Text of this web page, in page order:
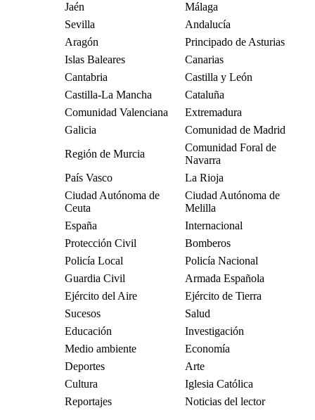
Jaén
Málaga
Sevilla
Andalucía
Aragón
Principado de Asturias
Islas Baleares
Canarias
Cantabria
Castilla y León
Castilla-La Mancha
Cataluña
Comunidad Valenciana
Extremadura
Galicia
Comunidad de Madrid
Región de Murcia
Comunidad Foral de
Navarra
País Vasco
La Rioja
Ciudad Autónoma de
Ceuta
Ciudad Autónoma de
Melilla
España
Internacional
Protección Civil
Bomberos
Policía Local
Policía Nacional
Guardia Civil
Armada Española
Ejército del Aire
Ejército de Tierra
Sucesos
Salud
Educación
Investigación
Medio ambiente
Economía
Deportes
Arte
Cultura
Iglesia Católica
Reportajes
Noticias del lector